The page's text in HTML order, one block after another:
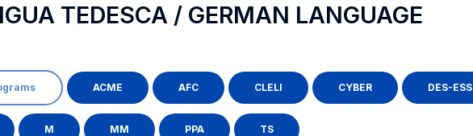
TEDESCA / GERMAN LANGUAGE
ACME AFC CLELI CYBER DES-ESS
M MM PPA TS